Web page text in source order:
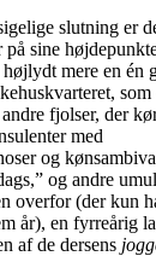
slutning er
sine
mere en én
som
fjolser, der
med
og
og andre
overfor (der kun
år), en fyrreårig
af de dersens